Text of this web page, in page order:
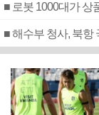
■ 로봇 1000대가
■ 해수부 청사, 북항